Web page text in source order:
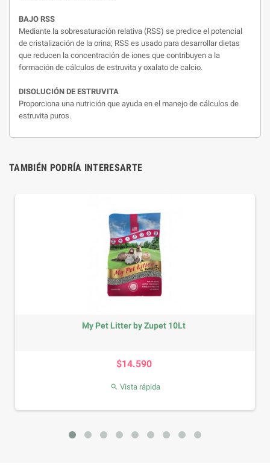
BAJO RSS
Mediante la sobresaturación relativa (RSS) se predice el potencial
de cristalización de la orina; RSS es usado para desarrollar dietas
que reducen la concentración de iones que contribuyen a la
formación de cálculos de estruvita y oxalato de calcio.
DISOLUCIÓN DE ESTRUVITA
Proporciona una nutrición que ayuda en el manejo de cálculos de
estruvita puros.
TAMBIÉN PODRÍA INTERESARTE
My Pet Litter by Zupet 10Lt
Vista rápida